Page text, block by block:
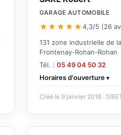
GARAGE AUTOMOBILE
★★★★★4,3/5 (26
131 zone industrielle de
Frontenay-Rohan-Rohan
Tél. : 05 49 04 50 32
Horaires d'ouverture
Créé le 9 janvier 2018 ·